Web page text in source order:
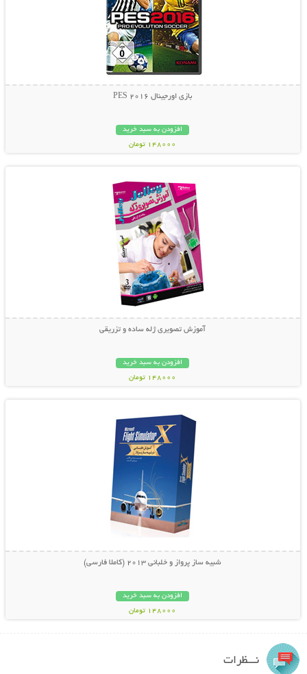
بازی اورجینال PES 2016
افزودن به سبد خرید
148000 تومان
آموزش تصویری ژله ساده و تزریقی
افزودن به سبد خرید
148000 تومان
شبیه ساز پرواز و خلبانی 2013 (کاملا فارسی)
افزودن به سبد خرید
148000 تومان
نـــظرات